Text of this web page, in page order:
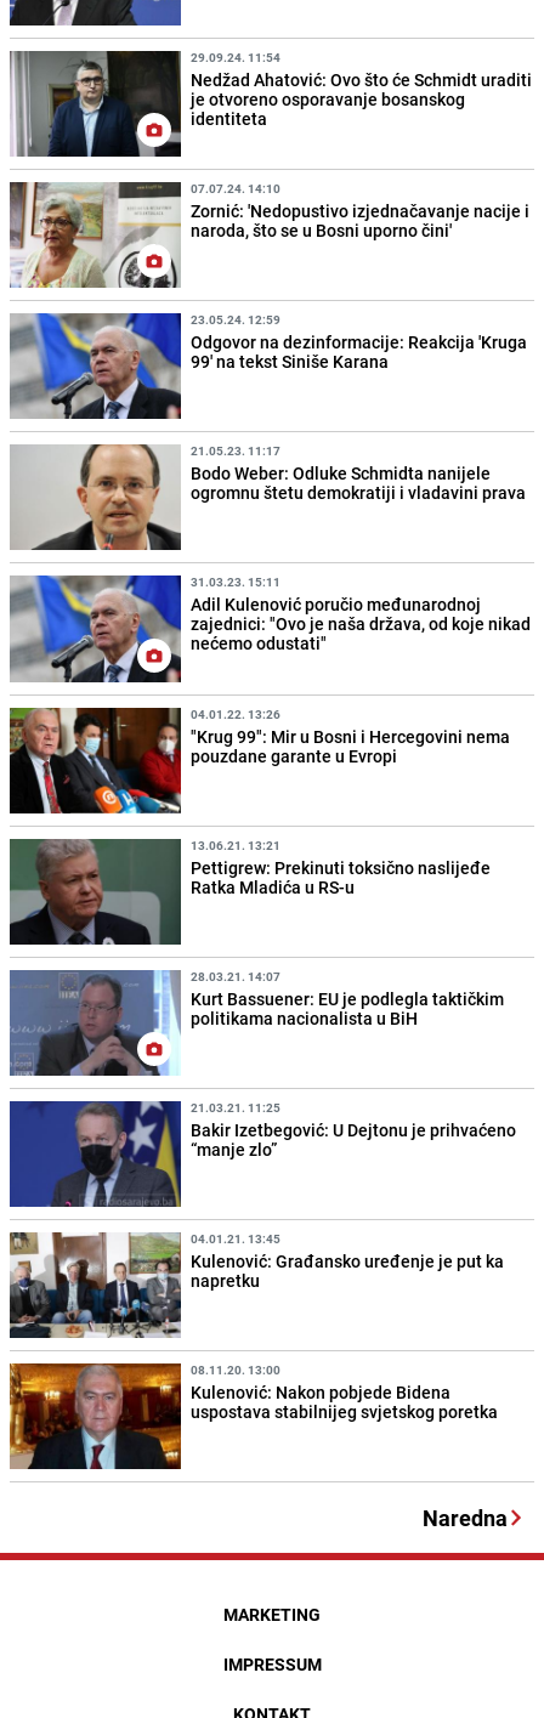
29.09.24. 11:54
Nedžad Ahatović: Ovo što će Schmidt uraditi
je otvoreno osporavanje bosanskog
identiteta
07.07.24. 14:10
Zornić: 'Nedopustivo izjednačavanje nacije i
naroda, što se u Bosni uporno čini'
23.05.24. 12:59
Odgovor na dezinformacije: Reakcija 'Kruga
99' na tekst Siniše Karana
21.05.23. 11:17
Bodo Weber: Odluke Schmidta nanijele
ogromnu štetu demokratiji i vladavini prava
31.03.23. 15:11
Adil Kulenović poručio međunarodnoj
zajednici: "Ovo je naša država, od koje nikad
nećemo odustati"
04.01.22. 13:26
"Krug 99": Mir u Bosni i Hercegovini nema
pouzdane garante u Evropi
13.06.21. 13:21
Pettigrew: Prekinuti toksično naslijeđe
Ratka Mladića u RS-u
28.03.21. 14:07
Kurt Bassuener: EU je podlegla taktičkim
politikama nacionalista u BiH
21.03.21. 11:25
Bakir Izetbegović: U Dejtonu je prihvaćeno
“manje zlo”
04.01.21. 13:45
Kulenović: Građansko uređenje je put ka
napretku
08.11.20. 13:00
Kulenović: Nakon pobjede Bidena
uspostava stabilnijeg svjetskog poretka
Naredna
MARKETING
IMPRESSUM